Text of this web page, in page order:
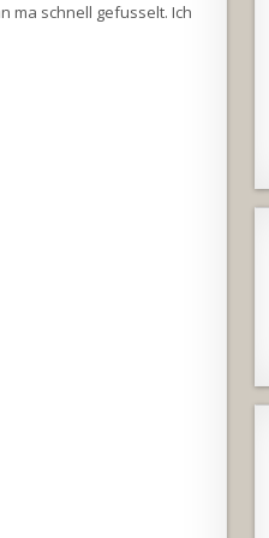
ma schnell gefusselt. Ich